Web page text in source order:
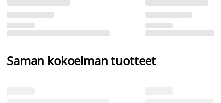
Saman kokoelman tuotteet